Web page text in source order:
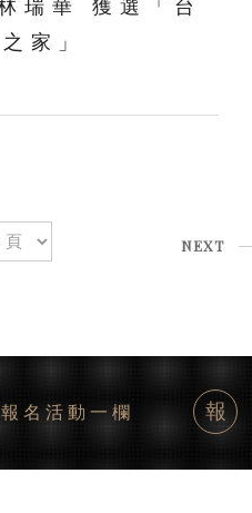
瑞華 獲選「台
家」
NEXT
名活動一欄 報